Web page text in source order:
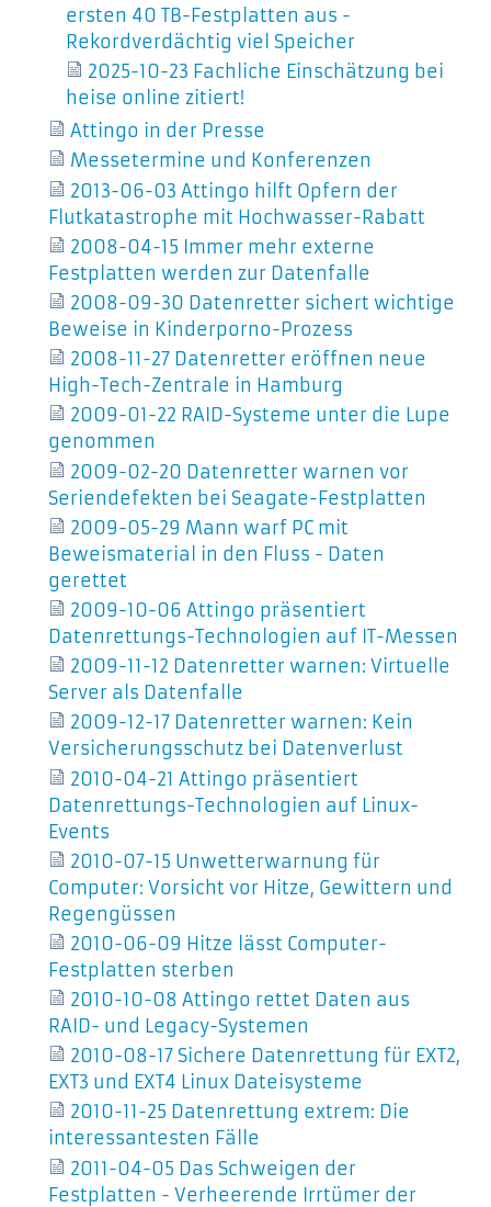
ersten 40 TB-Festplatten aus -
Rekordverdächtig viel Speicher
2025-10-23 Fachliche Einschätzung bei
heise online zitiert!
Attingo in der Presse
Messetermine und Konferenzen
2013-06-03 Attingo hilft Opfern der
Flutkatastrophe mit Hochwasser-Rabatt
2008-04-15 Immer mehr externe
Festplatten werden zur Datenfalle
2008-09-30 Datenretter sichert wichtige
Beweise in Kinderporno-Prozess
2008-11-27 Datenretter eröffnen neue
High-Tech-Zentrale in Hamburg
2009-01-22 RAID-Systeme unter die Lupe
genommen
2009-02-20 Datenretter warnen vor
Seriendefekten bei Seagate-Festplatten
2009-05-29 Mann warf PC mit
Beweismaterial in den Fluss - Daten
gerettet
2009-10-06 Attingo präsentiert
Datenrettungs-Technologien auf IT-Messen
2009-11-12 Datenretter warnen: Virtuelle
Server als Datenfalle
2009-12-17 Datenretter warnen: Kein
Versicherungsschutz bei Datenverlust
2010-04-21 Attingo präsentiert
Datenrettungs-Technologien auf Linux-
Events
2010-07-15 Unwetterwarnung für
Computer: Vorsicht vor Hitze, Gewittern und
Regengüssen
2010-06-09 Hitze lässt Computer-
Festplatten sterben
2010-10-08 Attingo rettet Daten aus
RAID- und Legacy-Systemen
2010-08-17 Sichere Datenrettung für EXT2,
EXT3 und EXT4 Linux Dateisysteme
2010-11-25 Datenrettung extrem: Die
interessantesten Fälle
2011-04-05 Das Schweigen der
Festplatten - Verheerende Irrtümer der